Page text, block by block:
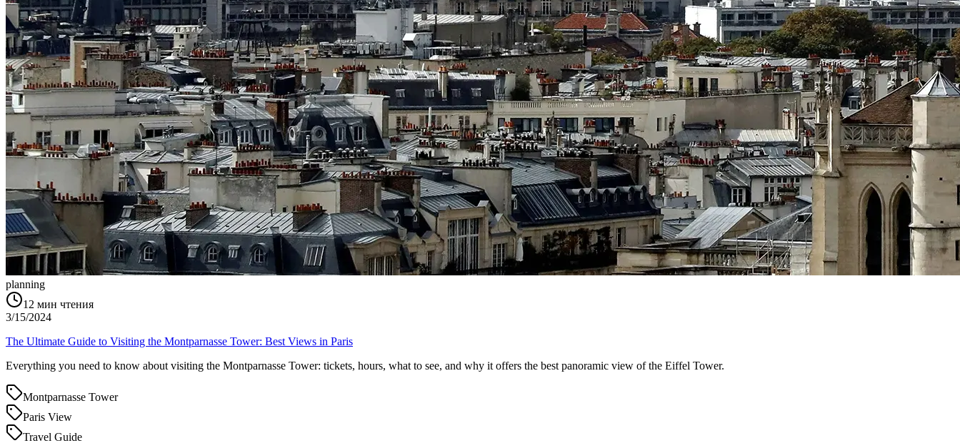
planning
12 мин чтения
3/15/2024
The Ultimate Guide to Visiting the Montparnasse Tower: Best Views in Paris
Everything you need to know about visiting the Montparnasse Tower: tickets, hours, what to see, and why it offers the best panoramic view of the Eiffel Tower.
Montparnasse Tower
Paris View
Travel Guide